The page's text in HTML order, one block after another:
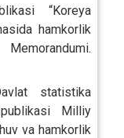
“Koreya
hamkorlik
statistika
Milliy
va hamkorlik